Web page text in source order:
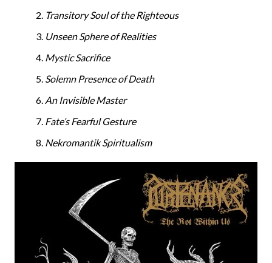
Transitory Soul of the Righteous
Unseen Sphere of Realities
Mystic Sacrifice
Solemn Presence of Death
An Invisible Master
Fate’s Fearful Gesture
Nekromantik Spiritualism